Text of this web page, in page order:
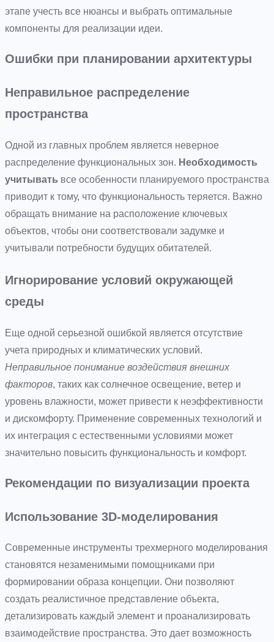
этапе учесть все нюансы и выбрать оптимальные
компоненты для реализации идеи.
Ошибки при планировании архитектуры
Неправильное распределение
пространства
Одной из главных проблем является неверное
распределение функциональных зон. Необходимость
учитывать все особенности планируемого пространства
приводит к тому, что функциональность теряется. Важно
обращать внимание на расположение ключевых
объектов, чтобы они соответствовали задумке и
учитывали потребности будущих обитателей.
Игнорирование условий окружающей
среды
Еще одной серьезной ошибкой является отсутствие
учета природных и климатических условий.
Неправильное понимание воздействия внешних
факторов, таких как солнечное освещение, ветер и
уровень влажности, может привести к неэффективности
и дискомфорту. Применение современных технологий и
их интеграция с естественными условиями может
значительно повысить функциональность и комфорт.
Рекомендации по визуализации проекта
Использование 3D-моделирования
Современные инструменты трехмерного моделирования
становятся незаменимыми помощниками при
формировании образа концепции. Они позволяют
создать реалистичное представление объекта,
детализировать каждый элемент и проанализировать
взаимодействие пространства. Это дает возможность